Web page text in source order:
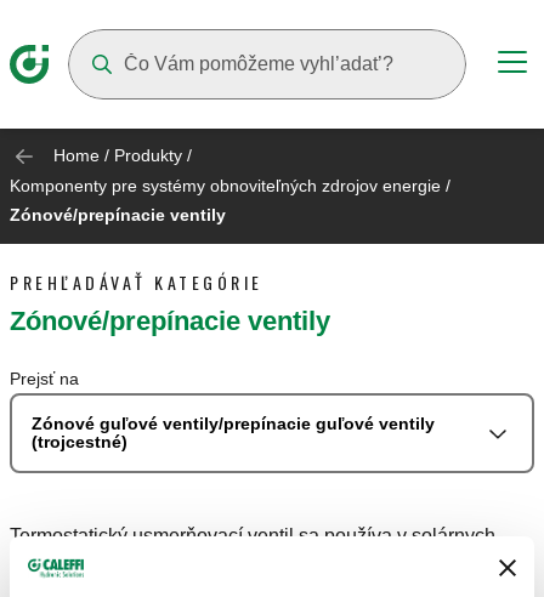
Home / Produkty /
Komponenty pre systémy obnoviteľných zdrojov energie /
Zónové/prepínacie ventily
PREHĽADÁVAŤ KATEGÓRIE
Zónové/prepínacie ventily
Prejsť na
Zónové guľové ventily/prepínacie guľové ventily
(trojcestné)
Termostatický usmerňovací ventil sa používa v solárnych
tepelných systémoch na prípravu teplej úžitkovej vody. Jeho